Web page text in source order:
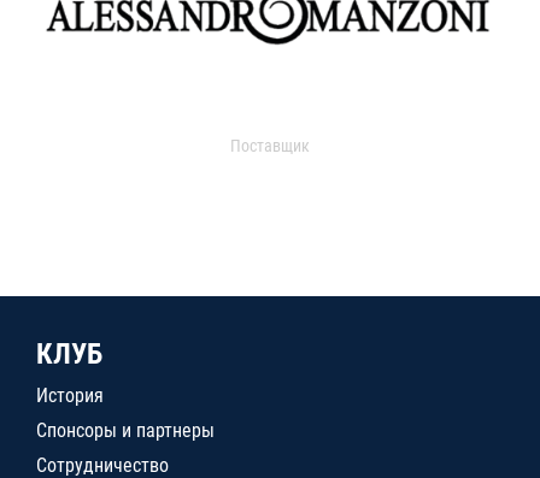
Поставщик
КЛУБ
История
Спонсоры и партнеры
Сотрудничество